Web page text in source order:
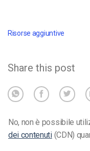
Risorse aggiuntive
Share this post
No, non è possibile
dei contenuti(CDN)